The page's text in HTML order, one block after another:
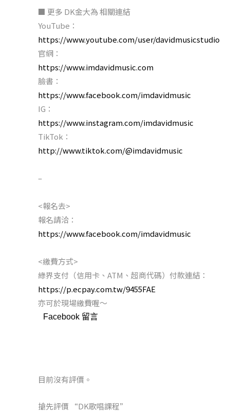
■ 更多 DK金大為 相關連結
YouTube：
https://www.youtube.com/user/davidmusicstudio
官網：
https://www.imdavidmusic.com
臉書：
https://www.facebook.com/imdavidmusic
IG：
https://www.instagram.com/imdavidmusic
TikTok：
http://www.tiktok.com/@imdavidmusic
–
<報名去>
報名請洽：
https://www.facebook.com/imdavidmusic
<繳費方式>
綠界支付（信用卡、ATM、超商代碼）付款連結：
https://p.ecpay.com.tw/9455FAE
亦可於現場繳費喔～
Facebook 留言
目前沒有評價。
搶先評價 “DK歌唱課程”